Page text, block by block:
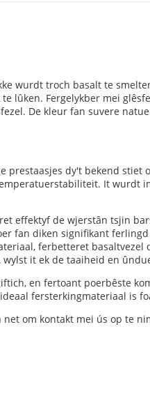
wurdt troch basalt te
lûken. Fergelykber mei
De kleur fan suvere
prestaasjes dy't bekend stiet
It wurdt
effektyf de wjerstân tsjin
fan diken signifikant
ferbetteret basaltvezel
it ek de taaiheid en
en fertoant poerbêste
fersterkingmateriaal is
om kontakt mei ús op te